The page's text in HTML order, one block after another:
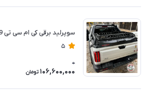
سوپرلید برقی کی ام سی تی 9 کمل آفرود
5
0
106,600,000 تومان